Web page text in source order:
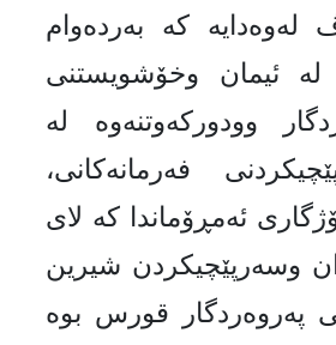
لەوەدایە كە بەردەوام
ئیمان وخۆشویستنی
وودوركەوتنەوە لە
فەرمانەكانی،
ئەمڕۆماندا كە لای
وسەرپێچیكردن شیرین
پەروەردگار قورس بوە